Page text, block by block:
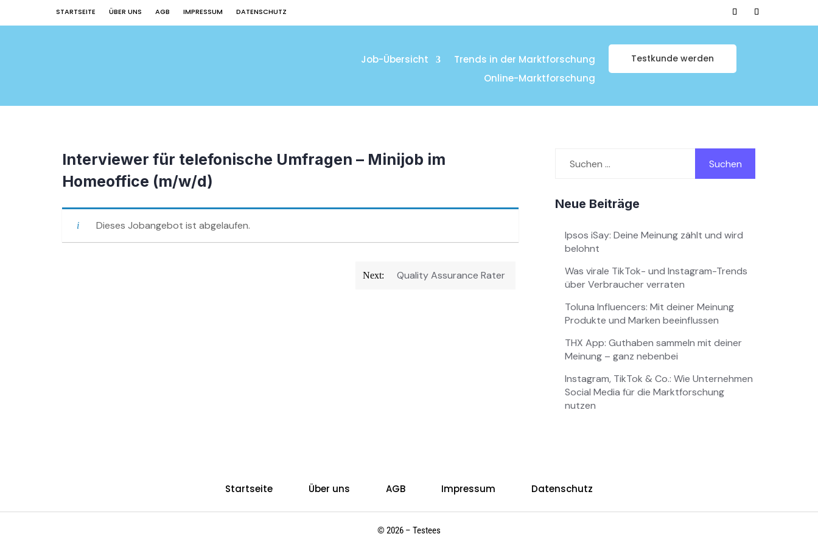
STARTSEITE ÜBER UNS AGB IMPRESSUM DATENSCHUTZ
Job-Übersicht
Trends in der Marktforschung
Online-Marktforschung
Testkunde werden
Interviewer für telefonische Umfragen – Minijob im
Homeoffice (m/w/d)
Dieses Jobangebot ist abgelaufen.
Next: Quality Assurance Rater
nach:
Neue Beiträge
Ipsos iSay: Deine Meinung zählt und wird
belohnt
Was virale TikTok- und Instagram-Trends
über Verbraucher verraten
Toluna Influencers: Mit deiner Meinung
Produkte und Marken beeinflussen
THX App: Guthaben sammeln mit deiner
Meinung – ganz nebenbei
Instagram, TikTok & Co.: Wie Unternehmen
Social Media für die Marktforschung
nutzen
Startseite Über uns AGB Impressum Datenschutz
© 2026 – Testees